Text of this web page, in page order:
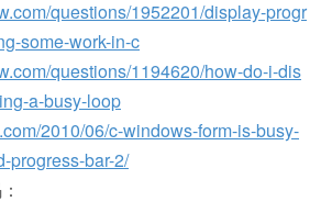
questions/1952201/display-progr
some-work-in-c
questions/1194620/how-do-i-dis
a-busy-loop
2010/06/c-windows-form-is-busy-
progress-bar-2/